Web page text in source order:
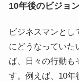
10年後のビジョ
ビジネスマンとし
にどうなっていた
ば、日々の行動も
す。例えば、10年